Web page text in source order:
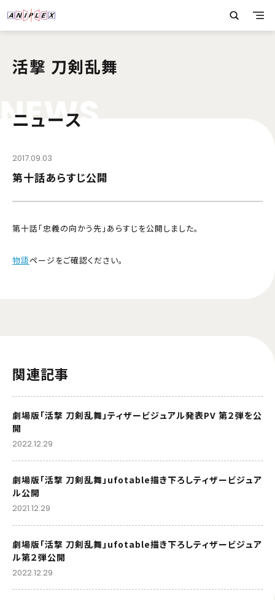
活撃 刀剣乱舞
NEWS
ニュース
2017.09.03
第十話あらすじ公開
第十話「忠義の向かう先」あらすじを公開しました。
物語ページをご確認ください。
関連記事
劇場版「活撃 刀剣乱舞」ティザービジュアル発表PV 第２弾を公
開
2022.12.29
劇場版「活撃 刀剣乱舞」ufotable描き下ろしティザービジュア
ル公開
2021.12.29
劇場版「活撃 刀剣乱舞」ufotable描き下ろしティザービジュア
ル第２弾公開
2022.12.29